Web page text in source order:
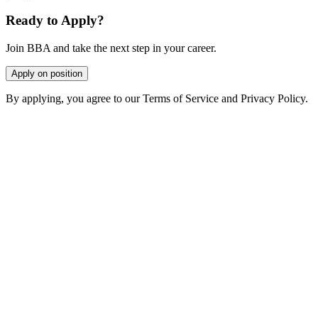
Ready to Apply?
Join BBA and take the next step in your career.
Apply on position
By applying, you agree to our Terms of Service and Privacy Policy.